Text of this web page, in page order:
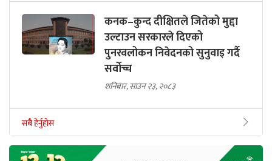
कनक–कुन्द दीक्षितले जितेको मुद्दा
उल्टाउन सरकारले दिएको
पुनरवलोकन निवेदनको सुनुवाइ गर्दै
सर्वोच्च
शनिबार, साउन २३, २०८३
सबै हेर्नुहोस